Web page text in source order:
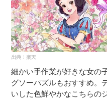
細かい手作業が好きな女の
グソーパズルもおすすめ。
いした色鮮やかなこちらの